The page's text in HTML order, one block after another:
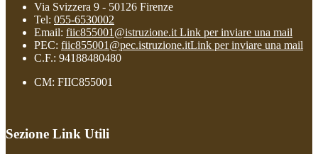
Via Svizzera 9 - 50126 Firenze
Tel: 055-6530002
Email: fiic855001@istruzione.itLink per inviare una mail
PEC: fiic855001@pec.istruzione.itLink per inviare una mail
C.F.: 94188480480
CM: FIIC855001
Sezione Link Utili